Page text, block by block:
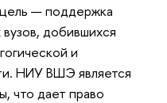
— поддержка
добившихся
и
НИУ ВШЭ является
что дает право